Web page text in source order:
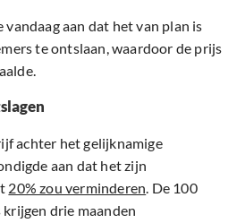
vandaag aan dat het van plan is
te ontslaan, waardoor de prijs
achter het gelijknamige
aan dat het zijn
20% zou verminderen. De 100
drie maanden